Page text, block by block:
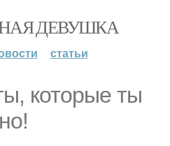
ДЕВУШКА
статьи
которые ты